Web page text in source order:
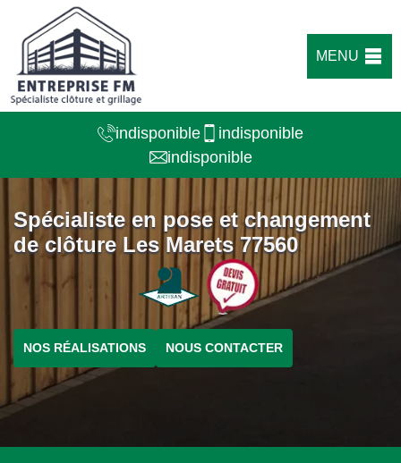
MENU
indisponible
indisponible
indisponible
Spécialiste en pose et changement
de clôture Les Marets 77560
NOS RÉALISATIONS NOUS CONTACTER